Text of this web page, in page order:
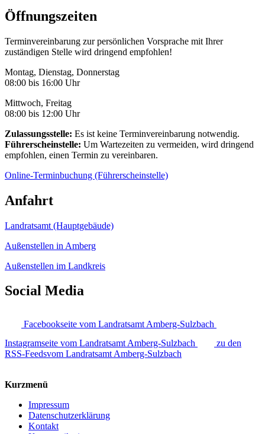
Öffnungszeiten
Terminvereinbarung zur persönlichen Vorsprache mit Ihrer
zuständigen Stelle wird dringend empfohlen!
Montag, Dienstag, Donnerstag
08:00 bis 16:00 Uhr
Mittwoch, Freitag
08:00 bis 12:00 Uhr
Zulassungsstelle: Es ist keine Terminvereinbarung notwendig.
Führerscheinstelle: Um Wartezeiten zu vermeiden, wird dringend
empfohlen, einen Termin zu vereinbaren.
Online-Terminbuchung (Führerscheinstelle)
Anfahrt
Landratsamt (Hauptgebäude)
Außenstellen in Amberg
Außenstellen im Landkreis
Social Media
Facebookseite vom Landratsamt Amberg-Sulzbach
Instagramseite vom Landratsamt Amberg-Sulzbach
zu den
RSS-Feedsvom Landratsamt Amberg-Sulzbach
Kurzmenü
Impressum
Datenschutzerklärung
Kontakt